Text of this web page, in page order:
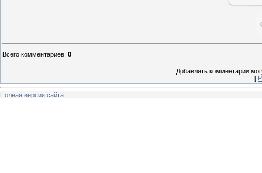
Всего комментариев: 0
Добавлять комментарии
[
Полная версия сайта